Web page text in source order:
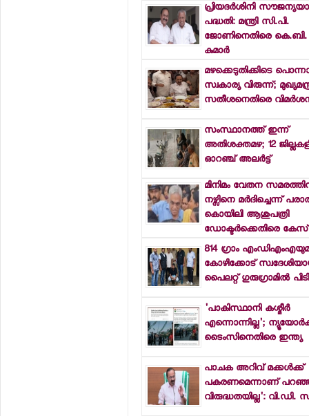
പ്രിയദര്‍ശിനി
പദ്ധതി: മന്ത്രി സി.പി.
ജോണിനെതിരെ
കുമാര്‍
മഴക്കെടുതിക്കിടെ
സ്വകാര്യ വിരുന്ന്;
സതീശനെതിരെ
സംസ്ഥാനത്ത് ഇന്ന്
അതിശക്തമഴ; 12
ഓറഞ്ച് അലര്‍ട്ട്
മിനിമം വേതന
നഴ്സിനെ മര്‍ദിച്ചെന്ന്
കൊയിലി ആശുപത്രി
ഡോക്ടര്‍ക്കെതിരെ കേസ്
814 ഗ്രാം
കോഴിക്കോട്
പൈലറ്റ് ഗുരുഗ്രാമില്‍
'പാകിസ്ഥാനി കശ്മീര്‍
എന്നൊന്നില്ല';
ടൈംസിനെതിരെ ഇന്ത്യ
പാചക അറിവ് മക്കള്‍ക്ക്
പകരണമെന്നാണ്
വിരുദ്ധതയില്ല': വി.ഡി.